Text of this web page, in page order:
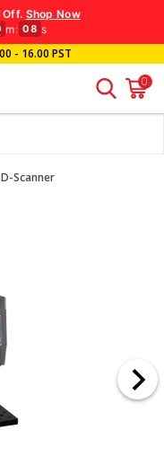
Off. Shop Now
m: 07 s
- 16.00 PST
0
Scanner